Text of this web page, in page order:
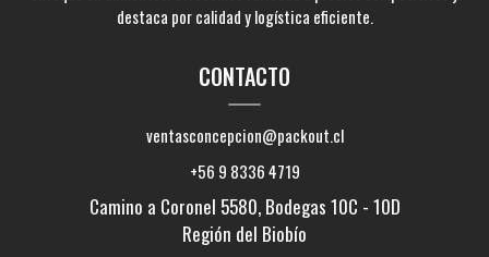
destaca por calidad y logística eficiente.
CONTACTO
ventasconcepcion@packout.cl
+56 9 8336 4719
Camino a Coronel 5580, Bodegas 10C - 10D
Región del Biobío